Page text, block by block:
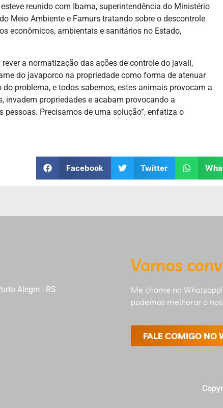
reunido com Ibama, superintendência do Ministério
Meio Ambiente e Famurs tratando sobre o descontrole
econômicos, ambientais e sanitários no Estado,
a normatização das ações de controle do javali,
do javaporco na propriedade como forma de atenuar
problema, e todos sabemos, estes animais provocam a
invadem propriedades e acabam provocando a
Precisamos de uma solução”, enfatiza o
Facebook Twitter
Alegre - RS
Vamos
Me chame no
podemos melhorar o
FALE COMIGO NO